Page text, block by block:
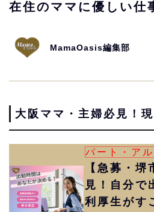
在住のママに優しい仕
MamaOasis編集部
大阪ママ・主婦必見！
パート・アル
【急募・
見！自分で
利厚生がす